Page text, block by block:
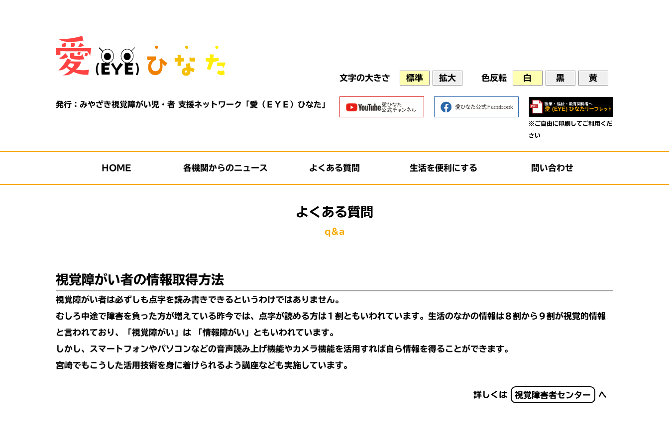
文字の大きさ
標準 拡大 色反転 白 黒 黄
発行：みやざき視覚障がい児・者 支援ネットワーク「愛（ＥＹＥ）ひなた」
※ご自由に印刷してご利用くだ
さい
HOME 各機関からのニュース よくある質問 生活を便利にする 問い合わせ
よくある質問
q&a
視覚障がい者の情報取得方法
視覚障がい者は必ずしも点字を読み書きできるというわけではありません。
むしろ中途で障害を負った方が増えている昨今では、点字が読める方は１割ともいわれています。生活のなかの情報は８割から９割が視覚的情報
と言われており、「視覚障がい」は 「情報障がい」ともいわれています。
しかし、スマートフォンやパソコンなどの音声読み上げ機能やカメラ機能を活用すれば自ら情報を得ることができます。
宮崎でもこうした活用技術を身に着けられるよう講座なども実施しています。
詳しくは 視覚障害者センター へ